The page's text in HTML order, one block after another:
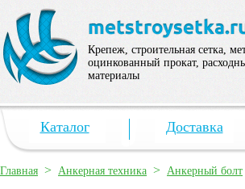
Крепеж, строительная сетка,
оцинкованный прокат,
материалы
Каталог Доставка
Главная > Анкерная техника > Анкерный болт